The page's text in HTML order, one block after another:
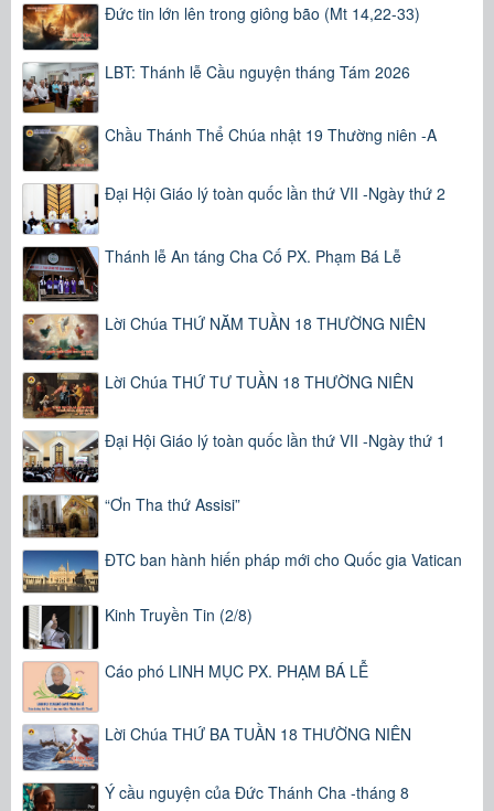
Đức tin lớn lên trong giông bão (Mt 14,22-33)
LBT: Thánh lễ Cầu nguyện tháng Tám 2026
Chầu Thánh Thể Chúa nhật 19 Thường niên -A
Đại Hội Giáo lý toàn quốc lần thứ VII -Ngày thứ 2
Thánh lễ An táng Cha Cố PX. Phạm Bá Lễ
Lời Chúa THỨ NĂM TUẦN 18 THƯỜNG NIÊN
Lời Chúa THỨ TƯ TUẦN 18 THƯỜNG NIÊN
Đại Hội Giáo lý toàn quốc lần thứ VII -Ngày thứ 1
“Ơn Tha thứ Assisi”
ĐTC ban hành hiến pháp mới cho Quốc gia Vatican
Kinh Truyền Tin (2/8)
Cáo phó LINH MỤC PX. PHẠM BÁ LỄ
Lời Chúa THỨ BA TUẦN 18 THƯỜNG NIÊN
Ý cầu nguyện của Đức Thánh Cha -tháng 8